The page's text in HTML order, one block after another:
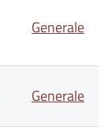
Generale
Generale